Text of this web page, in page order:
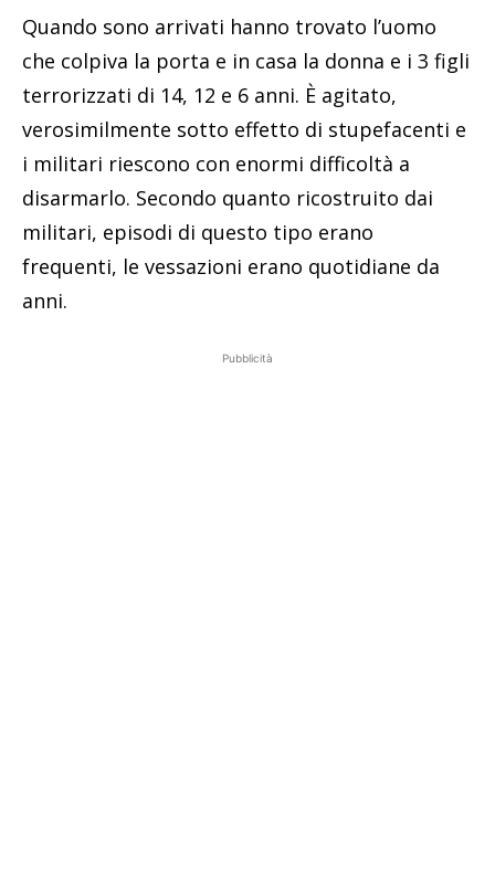
Quando sono arrivati hanno trovato l’uomo
che colpiva la porta e in casa la donna e i 3 figli
terrorizzati di 14, 12 e 6 anni. È agitato,
verosimilmente sotto effetto di stupefacenti e
i militari riescono con enormi difficoltà a
disarmarlo. Secondo quanto ricostruito dai
militari, episodi di questo tipo erano
frequenti, le vessazioni erano quotidiane da
anni.
Pubblicità